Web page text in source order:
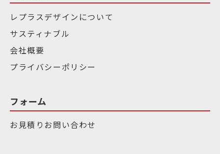
レプラスデザインについて
サスティナブル
会社概要
プライバシーポリシー
フォーム
お見積りお問い合わせ